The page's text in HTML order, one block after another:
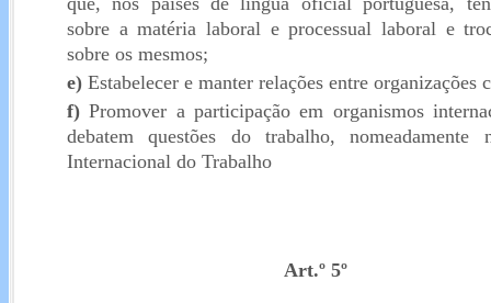
sobre a matéria laboral e processual laboral e
sobre os mesmos;
e) Estabelecer e manter relações entre organizações
f) Promover a participação em organismos
debatem questões do trabalho, nomeadamente
Internacional do Trabalho
Art.º 5º